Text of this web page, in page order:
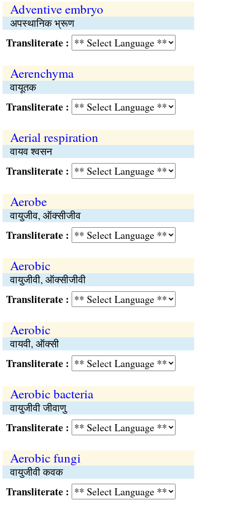
Adventive embryo
अपस्थानिक भ्रूण
:
Aerenchyma
वायूतक
:
Aerial respiration
वायव श्‍वसन
:
Aerobe
वायुजीव, ऑक्सीजीव
:
Aerobic
वायुजीवी, ऑक्सीजीवी
:
Aerobic
वायवी, ऑक्सी
:
Aerobic bacteria
वायुजीवी जीवाणु
:
Aerobic fungi
वायुजीवी कवक
: